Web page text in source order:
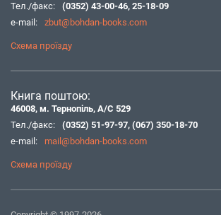
Тел./факс:
(0352) 43-00-46, 25-18-09
e-mail:
zbut@bohdan-books.com
Схема проїзду
Книга поштою:
46008, м. Тернопіль, А/С 529
Тел./факс:
(0352) 51-97-97, (067) 350-18-70
e-mail:
mail@bohdan-books.com
Схема проїзду